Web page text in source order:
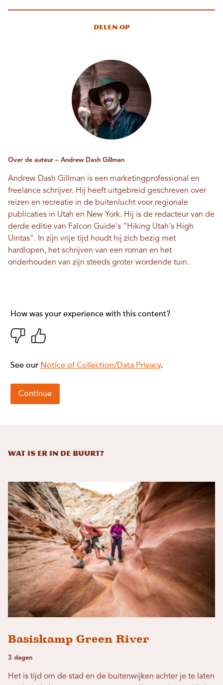
Delen op
Over de auteur – Andrew Dash Gillman
Andrew Dash Gillman is een marketingprofessional en
freelance schrijver. Hij heeft uitgebreid geschreven over
reizen en recreatie in de buitenlucht voor regionale
publicaties in Utah en New York. Hij is de redacteur van de
derde editie van Falcon Guide's "Hiking Utah's High
Uintas". In zijn vrije tijd houdt hij zich bezig met
hardlopen, het schrijven van een roman en het
onderhouden van zijn steeds groter wordende tuin.
Wat is er in de buurt?
Basiskamp Green River
3 dagen
Het is tijd om de stad en de buitenwijken achter je te laten